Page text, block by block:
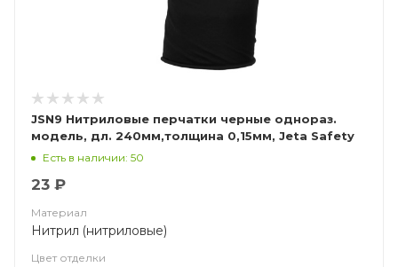
JSN9 Нитриловые перчатки черные однораз.
модель, дл. 240мм,толщина 0,15мм, Jeta Safety
Есть в наличии: 50
23 ₽
Материал
Нитрил (нитриловые)
Цвет отделки